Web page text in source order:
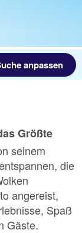
-05.03.2027
anpassen
Größte
seinem
die
angereist,
Spaß
Gäste.